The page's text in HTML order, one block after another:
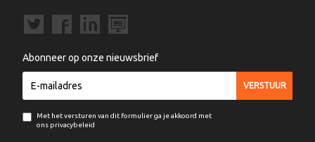
Abonneer op onze nieuwsbrief
Met het versturen van dit formulier ga je akkoord met
ons privacybeleid